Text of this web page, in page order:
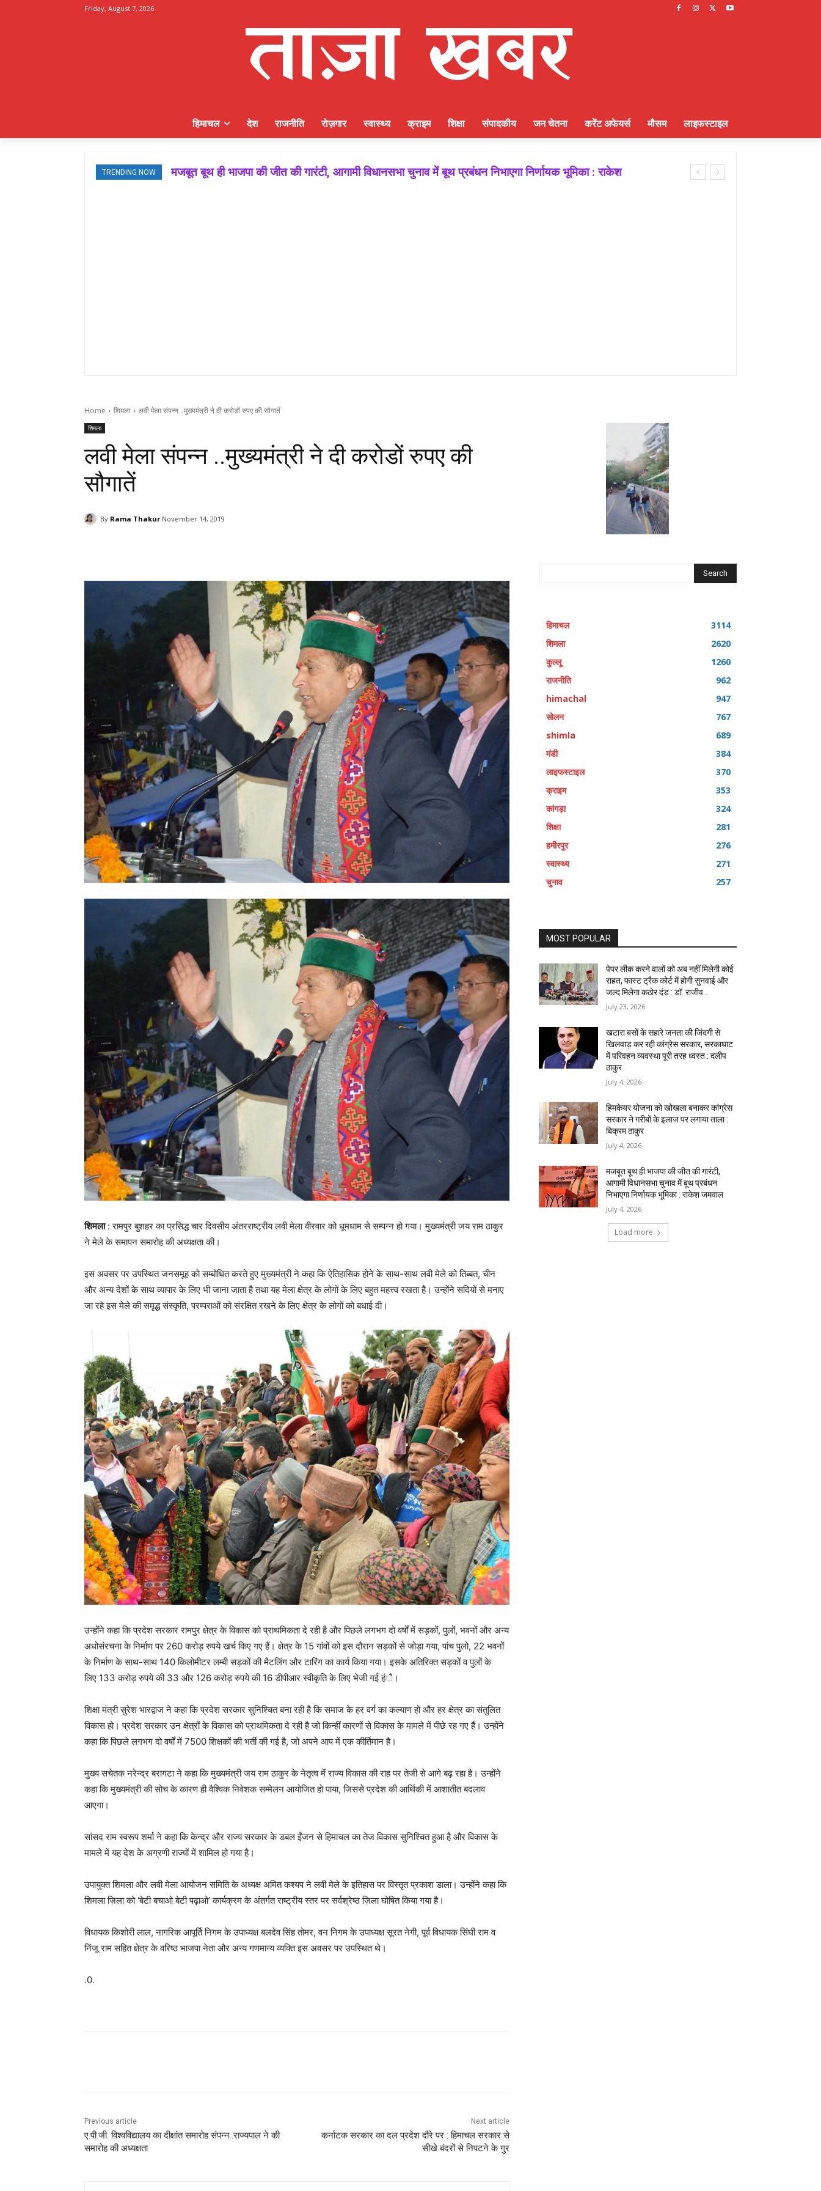
Friday, August 7, 2026
हिमाचल देश राजनीति रोज़गार स्वास्थ्य क्राइम शिक्षा संपादकीय जन चेतना करेंट अफेयर्स मौसम लाइफस्टाइल
TRENDING NOW
मजबूत बूथ ही भाजपा की जीत की गारंटी, आगामी विधानसभा चुनाव में बूथ प्रबंधन निभाएगा निर्णायक भूमिका : राकेश
Home शिमला लवी मेला संपन्न ..मुख्यमंत्री ने दी करोडों रुपए की सौगातें
शिमला
लवी मेला संपन्न ..मुख्यमंत्री ने दी करोडों रुपए की
सौगातें
By Rama Thakur November 14, 2019
शिमला:रामपुर बुशहर का प्रसिद्ध चार दिवसीय अंतरराष्ट्रीय लवी मेला वीरवार को धूमधाम से सम्पन्न हो गया। मुख्यमंत्री जय राम ठाकुर
ने मेले के समापन समारोह की अध्यक्षता की।
इस अवसर पर उपस्थित जनसमूह को सम्बोधित करते हुए मुख्यमंत्री ने कहा कि ऐतिहासिक होने के साथ-साथ लवी मेले को तिब्बत, चीन
और अन्य देशों के साथ व्यापार के लिए भी जाना जाता है तथा यह मेला क्षेत्र के लोगों के लिए बहुत महत्त्व रखता है। उन्होंने सदियों से मनाए
जा रहे इस मेले की समृद्ध संस्कृति, परम्पराओं को संरक्षित रखने के लिए क्षेत्र के लोगों को बधाई दी।
उन्होंने कहा कि प्रदेश सरकार रामपुर क्षेत्र के विकास को प्राथमिकता दे रही है और पिछले लगभग दो वर्षों में सड़कों, पुलों, भवनों और अन्य
अधोसंरचना के निर्माण पर 260 करोड़ रुपये खर्च किए गए हैं। क्षेत्र के 15 गांवों को इस दौरान सड़कों से जोड़ा गया, पांच पुलो, 22 भवनों
के निर्माण के साथ-साथ 140 किलोमीटर लम्बी सड़कों की मैटलिंग और टारिंग का कार्य किया गया। इसके अतिरिक्त सड़कों व पुलों के
लिए 133 करोड़ रुपये की 33 और 126 करोड़ रुपये की 16 डीपीआर स्वीकृति के लिए भेजी गई हंै।
शिक्षा मंत्री सुरेश भारद्वाज ने कहा कि प्रदेश सरकार सुनिश्चित बना रही है कि समाज के हर वर्ग का कल्याण हो और हर क्षेत्र का संतुलित
विकास हो। प्रदेश सरकार उन क्षेत्रों के विकास को प्राथमिकता दे रही है जो किन्हीं कारणों से विकास के मामले में पीछे रह गए हैं। उन्होंने
कहा कि पिछले लगभग दो वर्षों में 7500 शिक्षकों की भर्ती की गई है, जो अपने आप में एक कीर्तिमान है।
मुख्य सचेतक नरेन्द्र बरागटा ने कहा कि मुख्यमंत्री जय राम ठाकुर के नेतृत्व में राज्य विकास की राह पर तेजी से आगे बढ़ रहा है। उन्होंने
कहा कि मुख्यमंत्री की सोच के कारण ही वैश्विक निवेशक सम्मेलन आयोजित हो पाया, जिससे प्रदेश की आर्थिकी में आशातीत बदलाव
आएगा।
सांसद राम स्वरूप शर्मा ने कहा कि केन्द्र और राज्य सरकार के डबल ईंजन से हिमाचल का तेज विकास सुनिश्चित हुआ है और विकास के
मामले में यह देश के अग्रणी राज्यों में शामिल हो गया है।
उपायुक्त शिमला और लवी मेला आयोजन समिति के अध्यक्ष अमित कश्यप ने लवी मेले के इतिहास पर विस्तृत प्रकाश डाला। उन्होंने कहा कि
शिमला ज़िला को ‘बेटी बचाओ बेटी पढ़ाओ’ कार्यक्रम के अंतर्गत राष्ट्रीय स्तर पर सर्वश्रेष्ठ ज़िला घोषित किया गया है।
विधायक किशोरी लाल, नागरिक आपूर्ति निगम के उपाध्यक्ष बलदेव सिंह तोमर, वन निगम के उपाध्यक्ष सूरत नेगी, पूर्व विधायक सिंघी राम व
निंजू राम सहित क्षेत्र के वरिष्ठ भाजपा नेता और अन्य गणमान्य व्यक्ति इस अवसर पर उपस्थित थे।
.0.
Previous article
ए.पी.जी. विश्वविद्यालय का दीक्षांत समारोह संपन्न..राज्यपाल ने की
समारोह की अध्यक्षता
Next article
कर्नाटक सरकार का दल प्रदेश दौरे पर : हिमाचल सरकार से
सीखे बंदरों से निपटने के गुर
Search
हिमाचल
3114
शिमला
2620
कुल्लू
1260
राजनीति
962
himachal
947
सोलन
767
shimla
689
मंडी
384
लाइफस्टाइल
370
क्राइम
353
कांगड़ा
324
शिक्षा
281
हमीरपुर
276
स्वास्थ्य
271
चुनाव
257
MOST POPULAR
पेपर लीक करने वालों को अब नहीं मिलेगी कोई
राहत, फास्ट ट्रैक कोर्ट में होगी सुनवाई और
जल्द मिलेगा कठोर दंड : डॉ. राजीव...
July 23, 2026
खटारा बसों के सहारे जनता की जिंदगी से
खिलवाड़ कर रही कांग्रेस सरकार, सरकाघाट
में परिवहन व्यवस्था पूरी तरह ध्वस्त : दलीप
ठाकुर
July 4, 2026
हिमकेयर योजना को खोखला बनाकर कांग्रेस
सरकार ने गरीबों के इलाज पर लगाया ताला :
बिक्रम ठाकुर
July 4, 2026
मजबूत बूथ ही भाजपा की जीत की गारंटी,
आगामी विधानसभा चुनाव में बूथ प्रबंधन
निभाएगा निर्णायक भूमिका : राकेश जमवाल
July 4, 2026
Load more